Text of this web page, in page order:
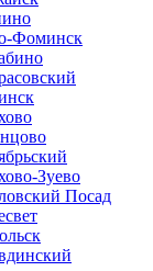
Фоминск
Зуево
Посад